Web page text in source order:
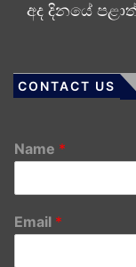
අද දිනයේ
CONTACT US
Name *
Email *